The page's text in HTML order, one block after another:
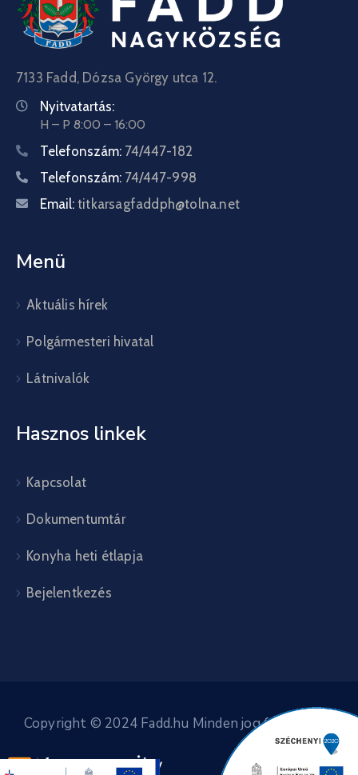
7133 Fadd, Dózsa György utca 12.
Nyitvatartás:
H – P 8:00 – 16:00
Telefonszám: 74/447-182
Telefonszám: 74/447-998
Email: titkarsagfaddph@tolna.net
Menü
Aktuális hírek
Polgármesteri hivatal
Látnivalók
Hasznos linkek
Kapcsolat
Dokumentumtár
Konyha heti étlapja
Bejelentkezés
Copyright © 2024 Fadd.hu Minden jog fenntartva.